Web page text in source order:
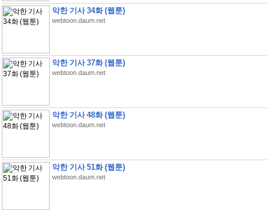
악한 기사 34화 (웹툰)
webtoon.daum.net
악한 기사 37화 (웹툰)
webtoon.daum.net
악한 기사 48화 (웹툰)
webtoon.daum.net
악한 기사 51화 (웹툰)
webtoon.daum.net